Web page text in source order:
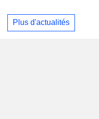
Plus d'actualités